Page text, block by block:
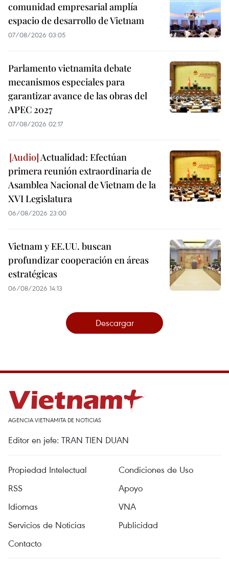
comunidad empresarial amplía
espacio de desarrollo de Vietnam
07/08/2026 03:05
Parlamento vietnamita debate
mecanismos especiales para
garantizar avance de las obras del
APEC 2027
07/08/2026 02:17
Actualidad: Efectúan
primera reunión extraordinaria de
Asamblea Nacional de Vietnam de la
XVI Legislatura
06/08/2026 23:00
Vietnam y EE.UU. buscan
profundizar cooperación en áreas
estratégicas
06/08/2026 14:13
Descargar
AGENCIA VIETNAMITA DE NOTICIAS
Editor en jefe: TRAN TIEN DUAN
Propiedad Intelectual
Condiciones de Uso
RSS
Apoyo
Idiomas
VNA
Servicios de Noticias
Publicidad
Contacto